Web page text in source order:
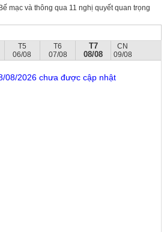
mạc và thông qua 11 nghị quyết quan trọng
T5
06/08
T6
07/08
T7
08/08
CN
09/08
08/2026 chưa được cập nhật